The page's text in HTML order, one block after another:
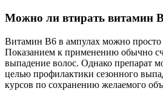
Можно ли втирать витамин
Витамин В6 в ампулах можно просто
Показанием к применению обычно
выпадение волос. Однако препарат
целью профилактики сезонного
курсов по сохранению желаемого